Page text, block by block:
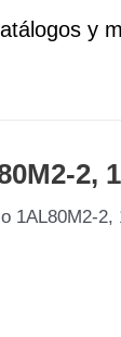
y
2,
1AL80M2-2,